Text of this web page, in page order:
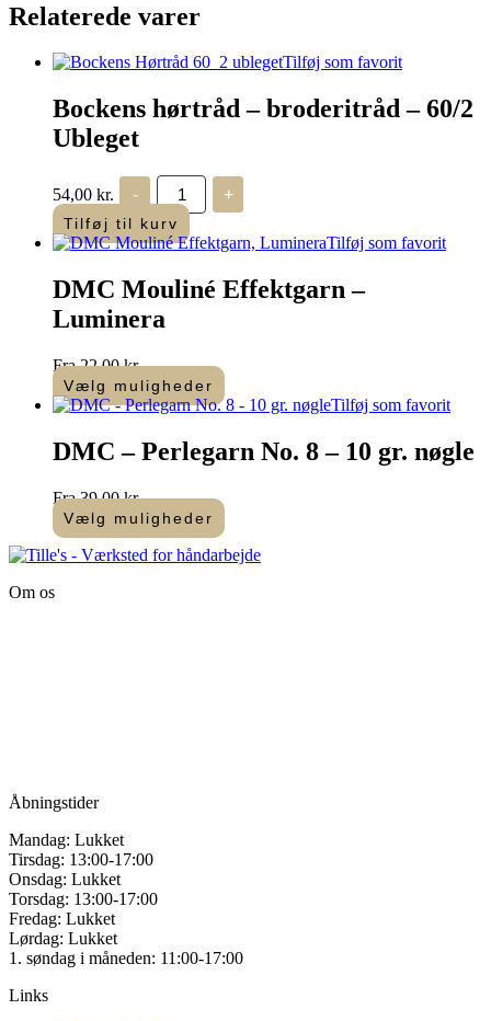
Relaterede varer
Tilføj som favorit
Bockens hørtråd – broderitråd – 60/2
Ubleget
54,00 kr. -
Bockens
hørtråd
-
broderitråd
-
Ubleget
+
Tilføj til kurv
Tilføj som favorit
DMC Mouliné Effektgarn –
Luminera
Fra22,00kr.
Vælg muligheder
Dette
har
flere
Mulighederne
kan
vælges
på
Tilføj som favorit
DMC – Perlegarn No. 8 – 10 gr. nøgle
Fra39,00kr.
Vælg muligheder
Dette
vare
flere
Om os
Åbningstider
Mandag: Lukket
Tirsdag: 13:00-17:00
Onsdag: Lukket
Torsdag: 13:00-17:00
Fredag: Lukket
Lørdag: Lukket
1. søndag i måneden: 11:00-17:00
Links